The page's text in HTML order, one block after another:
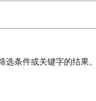
选条件或关键字的结果。